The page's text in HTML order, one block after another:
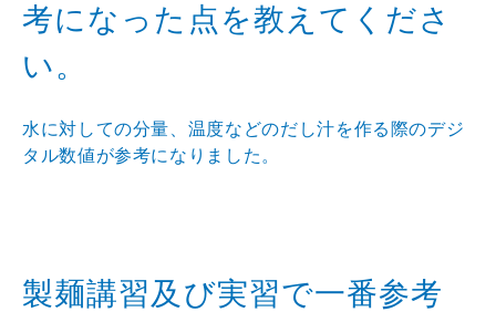
考になった点を教えてくださ
い。
水に対しての分量、温度などのだし汁を作る際のデジ
タル数値が参考になりました。
製麺講習及び実習で一番参考